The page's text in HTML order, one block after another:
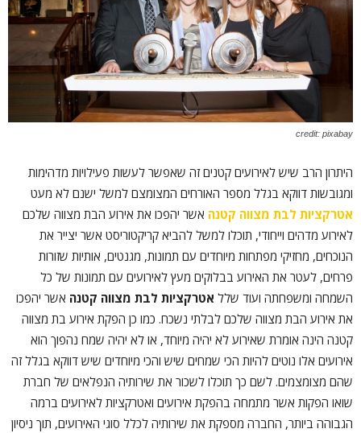
credit: pixabay
היתרון הרב שיש לאירועים קטנים זה שאפשר לעשות פעילויות מדהימות
ומגובשות דווקא בגלל מספר האורחים המצומצם למשל ישנם לא מעט
אטרקציות לבת מצווה קטנה אשר יהפכו את אירוע הבת מצווה שלכם
לאירוע מדהים וייחודי, תוכלו למשל להביא קריקטוריסט אשר יצייר את
הנוכחים, מחזיקי מפתחות מיוחדים עם תמונות, מגנטים, אותיות שזורות
פרחים, לעטר את האירוע בבלוקים מעץ לאירועים עם תמונות של כל
השמחה ומשפחתה ועוד שלל אטרקציות לבת מצווה קטנה אשר יהפכו
את אירוע הבת מצווה שלכם לבלתי נשכח. כמו כן הפקת אירוע בת מצווה
קטנה הינה אומרת שאירוע לא יהיה מיוחד, או לא יהיה שמח נהפוך הוא
אירועים אלו נוטים להיות הכי שמחים שיש והכי מיוחדים שיש דווקא בגלל זה
שהם מצומצמים. לשם כך תוכלו לשכור את שירותיה הנפלאים של חברת
שואו הפקות אשר מתמחה בהפקת אירועים ואטרקציות לאירועים ברמה
הגבוהה ביותר, החברה מספקת את שירותיה לכלל סוגי האירועים, תוך ניסיון